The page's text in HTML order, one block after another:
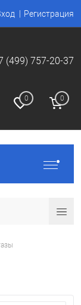
Регистрация
(499) 757-20-37
0 0